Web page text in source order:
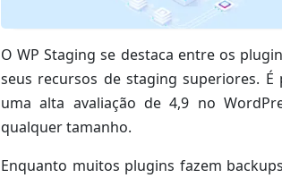
O WP Staging se destaca entre os
seus recursos de staging superiores.
uma alta avaliação de 4,9 no
qualquer tamanho.
Enquanto muitos plugins fazem